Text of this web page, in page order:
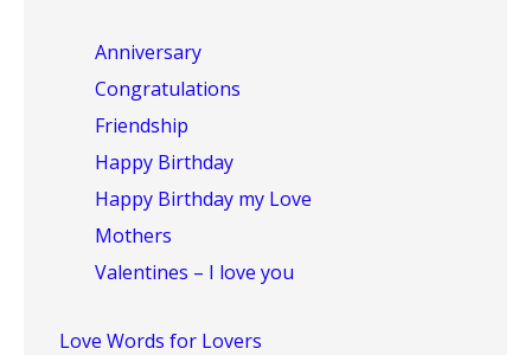
Anniversary
Congratulations
Friendship
Happy Birthday
Happy Birthday my Love
Mothers
Valentines – I love you
Love Words for Lovers